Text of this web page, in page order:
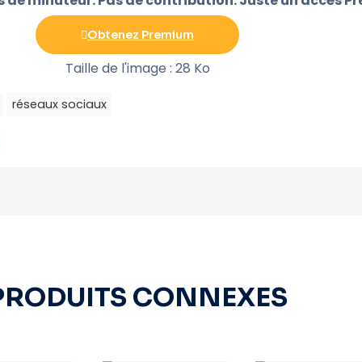
Obtenez Premium
Taille de l'image : 28 Ko
réseaux sociaux
CONNEXES